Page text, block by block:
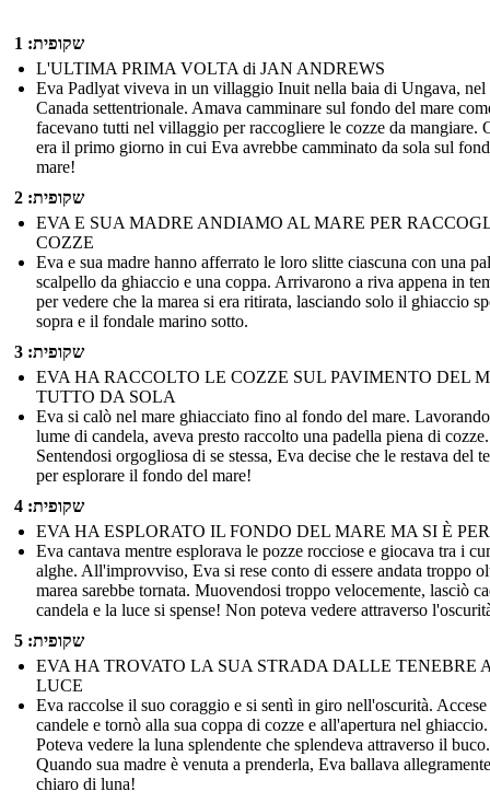
שקופית: 1
L'ULTIMA PRIMA VOLTA di JAN ANDREWS
Eva Padlyat viveva in un villaggio Inuit nella baia di Ungava, nel
Canada settentrionale. Amava camminare sul fondo del mare
facevano tutti nel villaggio per raccogliere le cozze da mangiare.
era il primo giorno in cui Eva avrebbe camminato da sola sul
mare!
שקופית: 2
EVA E SUA MADRE ANDIAMO AL MARE PER
COZZE
Eva e sua madre hanno afferrato le loro slitte ciascuna con una
scalpello da ghiaccio e una coppa. Arrivarono a riva appena in
per vedere che la marea si era ritirata, lasciando solo il ghiaccio
sopra e il fondale marino sotto.
שקופית: 3
EVA HA RACCOLTO LE COZZE SUL PAVIMENTO DEL
TUTTO DA SOLA
Eva si calò nel mare ghiacciato fino al fondo del mare.
lume di candela, aveva presto raccolto una padella piena di cozze.
Sentendosi orgogliosa di se stessa, Eva decise che le restava del
per esplorare il fondo del mare!
שקופית: 4
EVA HA ESPLORATO IL FONDO DEL MARE MA SI È
Eva cantava mentre esplorava le pozze rocciose e giocava tra i
alghe. All'improvviso, Eva si rese conto di essere andata troppo
marea sarebbe tornata. Muovendosi troppo velocemente, lasciò
candela e la luce si spense! Non poteva vedere attraverso
שקופית: 5
EVA HA TROVATO LA SUA STRADA DALLE TENEBRE
LUCE
Eva raccolse il suo coraggio e si sentì in giro nell'oscurità. Accese
candele e tornò alla sua coppa di cozze e all'apertura nel ghiaccio.
Poteva vedere la luna splendente che splendeva attraverso il buco.
Quando sua madre è venuta a prenderla, Eva ballava
chiaro di luna!